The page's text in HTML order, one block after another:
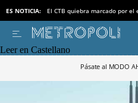
ES NOTICIA: El CTB quiebra marcado por el
Leer en Castellano
Pásate al MODO